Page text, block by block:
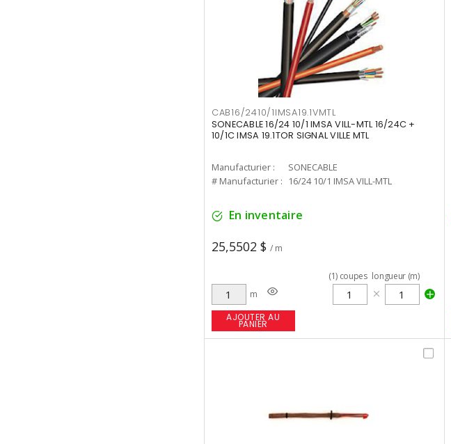
CAB16/2410/1IMSA19.1VMTL
SONECABLE 16/24 10/1 IMSA VILL-MTL 16/24C +
10/1C IMSA 19.1TOR SIGNAL VILLE MTL
Manufacturier :
SONECABLE
# Manufacturier :
16/24 10/1 IMSA VILL-MTL
En inventaire
25,5502 $ / m
m
(1) coupes longueur (m)
AJOUTER AU
PANIER